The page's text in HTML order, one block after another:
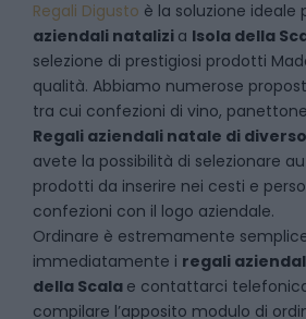
Regali Digusto è la soluzione ideale
aziendali natalizi a Isola della
selezione di prestigiosi prodotti
qualità. Abbiamo numerose
tra cui confezioni di vino,
Regali aziendali natale di
avete la possibilità di selezionare
prodotti da inserire nei cesti e
confezioni con il logo aziendale.
Ordinare è estremamente
immediatamente i regali
della Scala e contattarci
compilare l’apposito modulo di